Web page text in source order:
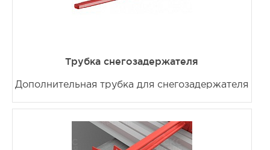
Трубка снегозадержателя
Дополнительная трубка для снегозадержателя